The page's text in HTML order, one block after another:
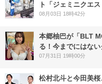
ト「ジェミニクエ
08月03日 18時42分
本郷柚巴が「BLT
る！今までにはない
07月31日 19時00分
松村北斗と今田美